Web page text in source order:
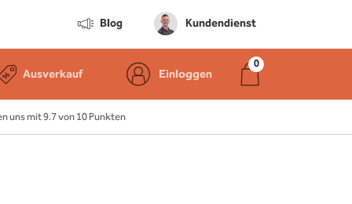
Blog Kundendienst
Ausverkauf Einloggen
uns mit 9.7 von 10 Punkten